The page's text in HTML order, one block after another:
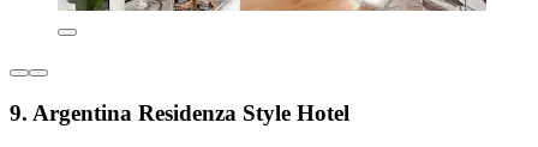
9. Argentina Residenza Style Hotel